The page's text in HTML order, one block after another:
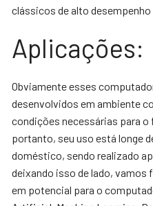
clássicos de alto desempenho
Aplicações:
Obviamente esses
desenvolvidos em ambiente
condições necessárias para
portanto, seu uso está longe
doméstico, sendo realizado
deixando isso de lado, vamos
em potencial para o